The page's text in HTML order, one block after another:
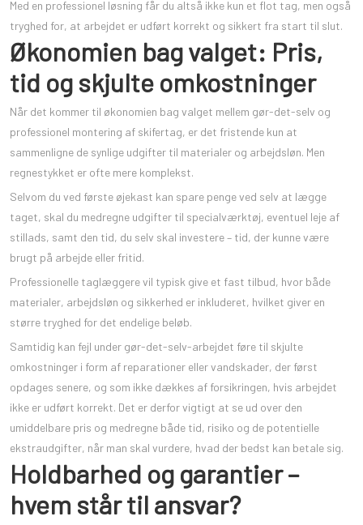
Med en professionel løsning får du altså ikke kun et flot tag, men også
tryghed for, at arbejdet er udført korrekt og sikkert fra start til slut.
Økonomien bag valget: Pris,
tid og skjulte omkostninger
Når det kommer til økonomien bag valget mellem gør-det-selv og
professionel montering af skifertag, er det fristende kun at
sammenligne de synlige udgifter til materialer og arbejdsløn. Men
regnestykket er ofte mere komplekst.
Selvom du ved første øjekast kan spare penge ved selv at lægge
taget, skal du medregne udgifter til specialværktøj, eventuel leje af
stillads, samt den tid, du selv skal investere – tid, der kunne være
brugt på arbejde eller fritid.
Professionelle taglæggere vil typisk give et fast tilbud, hvor både
materialer, arbejdsløn og sikkerhed er inkluderet, hvilket giver en
større tryghed for det endelige beløb.
Samtidig kan fejl under gør-det-selv-arbejdet føre til skjulte
omkostninger i form af reparationer eller vandskader, der først
opdages senere, og som ikke dækkes af forsikringen, hvis arbejdet
ikke er udført korrekt. Det er derfor vigtigt at se ud over den
umiddelbare pris og medregne både tid, risiko og de potentielle
ekstraudgifter, når man skal vurdere, hvad der bedst kan betale sig.
Holdbarhed og garantier –
hvem står til ansvar?